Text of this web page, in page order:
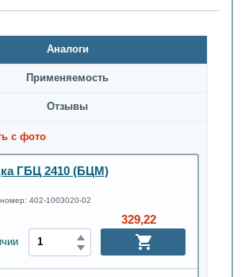
Аналоги
Применяемость
Oтзывы
с фото
ГБЦ 2410 (БЦМ)
402-1003020-02
329,22